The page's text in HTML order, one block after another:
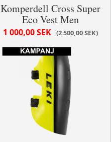
Komperdell Cross Super
Eco Vest Men
2 500,00 SEK
1 000,00 SEK